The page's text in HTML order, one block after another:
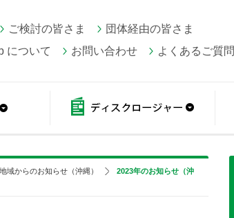
ご検討の皆さま
団体経由の皆さま
について
お問い合わせ よくあるご質問
地域からのお知らせ（沖縄）
2023年のお知らせ（沖